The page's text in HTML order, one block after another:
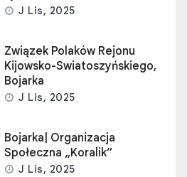
J Lis, 2025
Związek Polaków Rejonu
Kijowsko-Swiatoszyńskiego,
Bojarka
J Lis, 2025
Bojarka| Organizacja
Społeczna „Koralik”
J Lis, 2025